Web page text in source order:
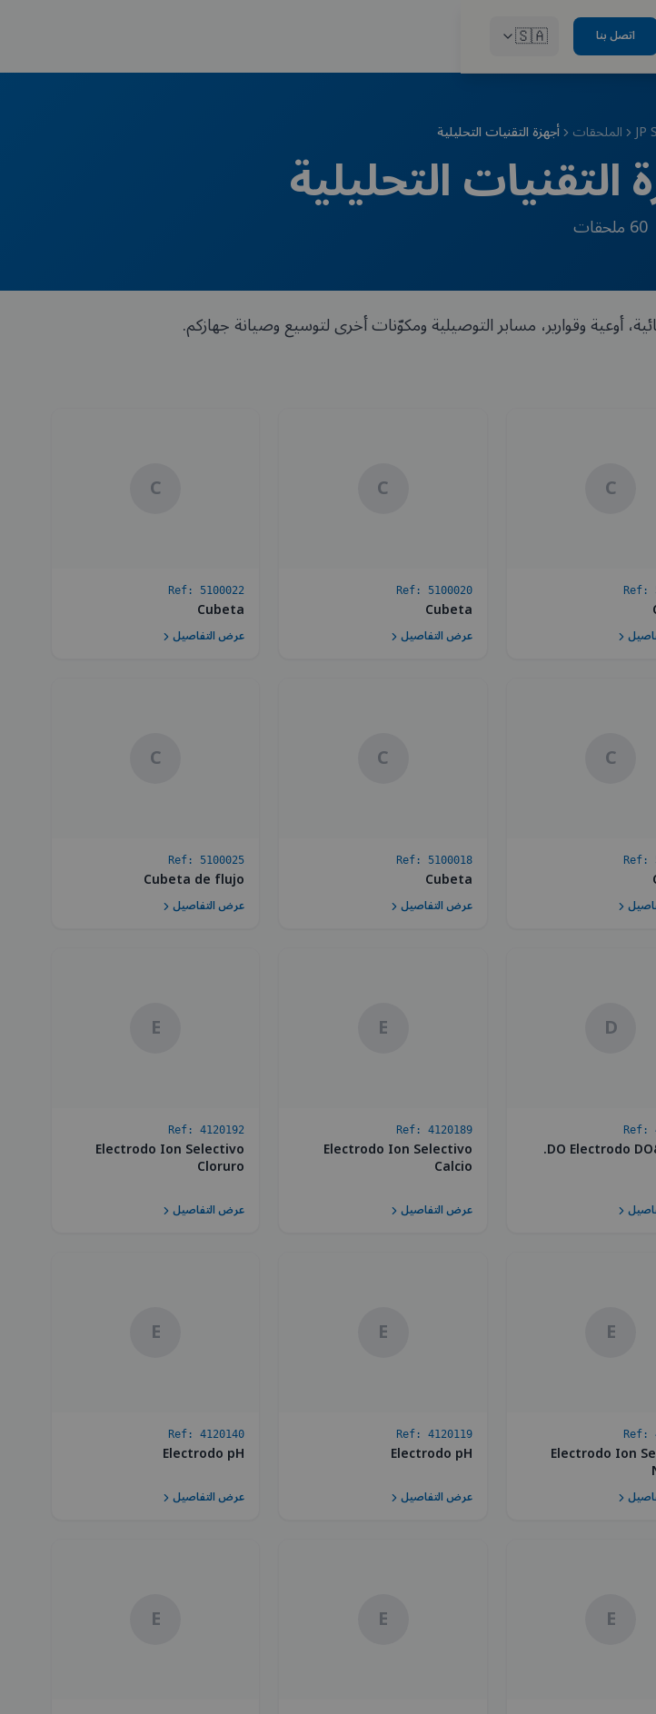
اتصل بنا 🇸🇦
الملحقات أجهزة التقنيات التحليلية
التحليلية 60ملحقات
أوعية وقوارير، مسابر التوصيلية ومكوّنات أخرى لتوسيع وصيانة جهازكم.
C
Ref:
C
Ref: 5100020
Cubeta
عرض التفاصيل
C
Ref: 5100022
Cubeta
عرض التفاصيل
C
Ref:
C
Ref: 5100018
Cubeta
عرض التفاصيل
C
Ref: 5100025
Cubeta de flujo
عرض التفاصيل
D
Ref:
DO Electrodo
E
Ref: 4120189
Electrodo Ion Selectivo
Calcio
عرض التفاصيل
E
Ref:4120192
Electrodo Ion Selectivo
Cloruro
عرض التفاصيل
E
Ref:
Electrodo Ion
E
Ref: 4120119
Electrodo pH
عرض التفاصيل
E
Ref:4120140
Electrodo pH
عرض التفاصيل
E
E
E